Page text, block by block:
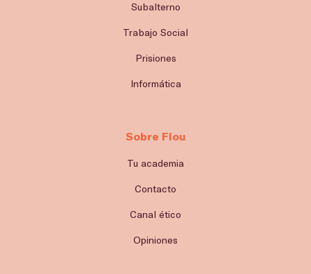
Subalterno
Trabajo Social
Prisiones
Informática
Sobre Flou
Tu academia
Contacto
Canal ético
Opiniones